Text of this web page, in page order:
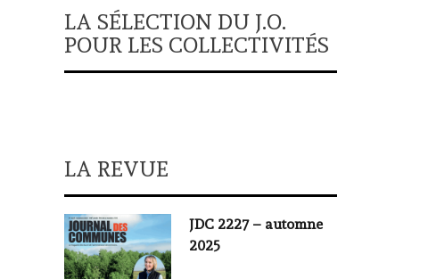
LA SÉLECTION DU J.O.
POUR LES COLLECTIVITÉS
LA REVUE
JDC 2227 – automne
2025